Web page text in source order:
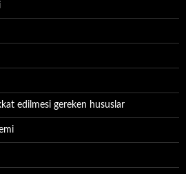
edilmesi gereken hususlar